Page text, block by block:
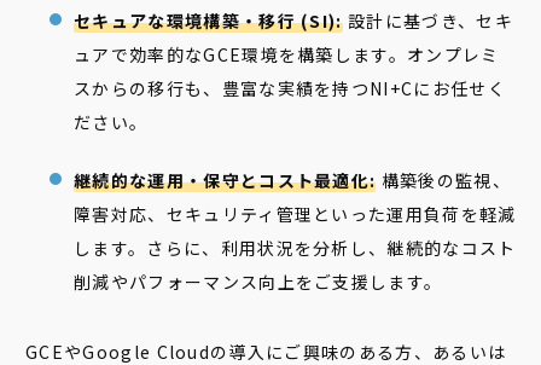
セキュアな環境構築・移行 (SI):設計に基づき、セキ
ュアで効率的なGCE環境を構築します。オンプレミ
スからの移行も、豊富な実績を持つNI+Cにお任せく
ださい。
継続的な運用・保守とコスト最適化: 構築後の監視、
障害対応、セキュリティ管理といった運用負荷を軽減
します。さらに、利用状況を分析し、継続的なコスト
削減やパフォーマンス向上をご支援します。
GCEやGoogle Cloudの導入にご興味のある方、あるいは